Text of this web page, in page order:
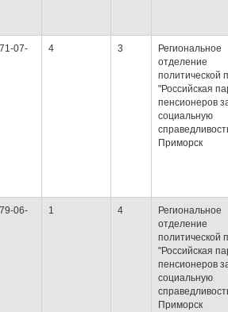
07-
4 3
Региональное
отделение
политической
"Российская
пенсионеров
социальную
Приморск
06-
1 4
Региональное
отделение
политической
"Российская
пенсионеров
социальную
Приморск